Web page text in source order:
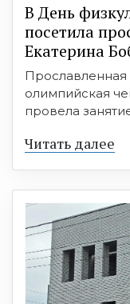
В День
посетила
Екатерина
Прославленная
олимпийская
провела
Читать далее